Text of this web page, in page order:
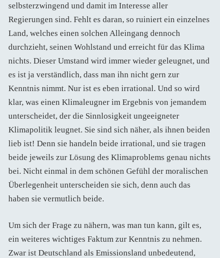
selbsterzwingend und damit im Interesse aller
Regierungen sind. Fehlt es daran, so ruiniert ein einzelnes
Land, welches einen solchen Alleingang dennoch
durchzieht, seinen Wohlstand und erreicht für das Klima
nichts. Dieser Umstand wird immer wieder geleugnet, und
es ist ja verständlich, dass man ihn nicht gern zur
Kenntnis nimmt. Nur ist es eben irrational. Und so wird
klar, was einen Klimaleugner im Ergebnis von jemandem
unterscheidet, der die Sinnlosigkeit ungeeigneter
Klimapolitik leugnet. Sie sind sich näher, als ihnen beiden
lieb ist! Denn sie handeln beide irrational, und sie tragen
beide jeweils zur Lösung des Klimaproblems genau nichts
bei. Nicht einmal in dem schönen Gefühl der moralischen
Überlegenheit unterscheiden sie sich, denn auch das
haben sie vermutlich beide.
Um sich der Frage zu nähern, was man tun kann, gilt es,
ein weiteres wichtiges Faktum zur Kenntnis zu nehmen.
Zwar ist Deutschland als Emissionsland unbedeutend,